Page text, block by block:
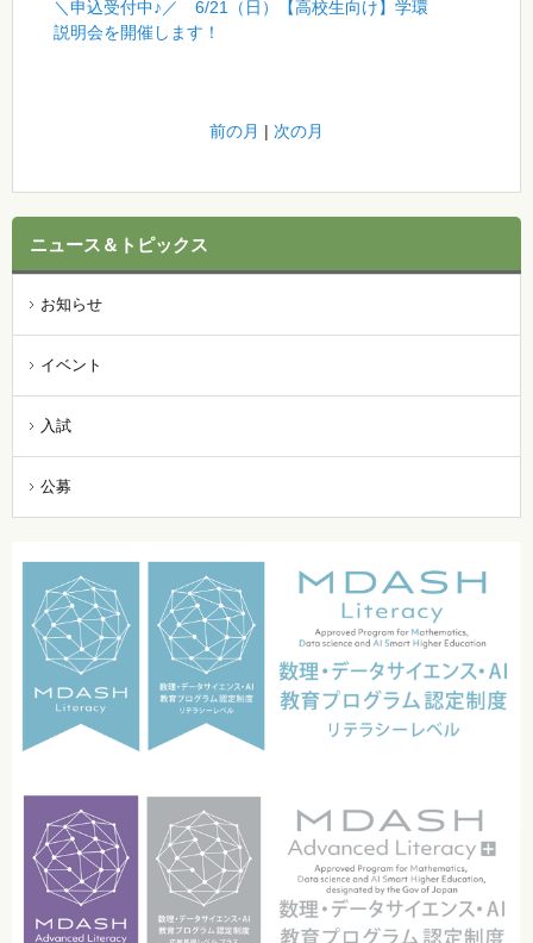
＼申込受付中♪／ 6/21（日）【高校生向け】学環
説明会を開催します！
前の月 | 次の月
ニュース＆トピックス
お知らせ
イベント
入試
公募